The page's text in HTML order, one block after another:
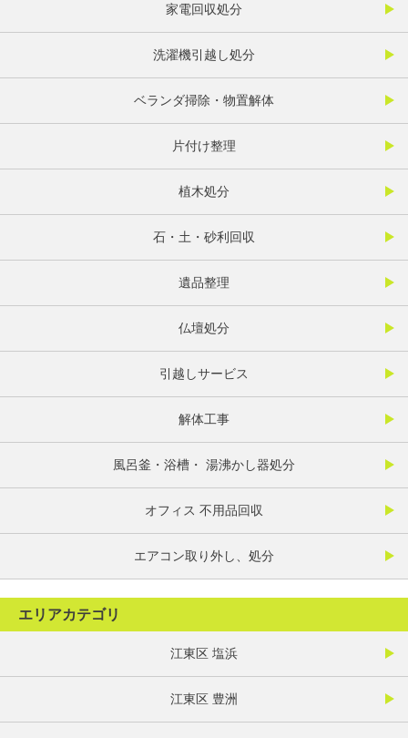
家電回収処分
洗濯機引越し処分
ベランダ掃除・物置解体
片付け整理
植木処分
石・土・砂利回収
遺品整理
仏壇処分
引越しサービス
解体工事
風呂釜・浴槽・ 湯沸かし器処分
オフィス 不用品回収
エアコン取り外し、処分
エリアカテゴリ
江東区 塩浜
江東区 豊洲